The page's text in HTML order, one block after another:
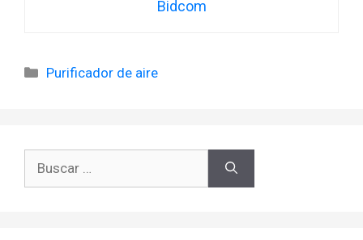
Bidcom
Categorías
Purificador de aire